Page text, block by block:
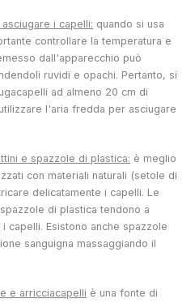
i capelli: quando si usa
controllare la temperatura e
dall'apparecchio può
ruvidi e opachi. Pertanto, si
ad almeno 20 cm di
l'aria fredda per asciugare
e spazzole di plastica: è meglio
con materiali naturali (setole di
delicatamente i capelli. Le
di plastica tendono a
capelli. Esistono anche spazzole
sanguigna massaggiando il
e arricciacapelli è una fonte di